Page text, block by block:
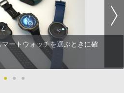
ートウォッチを選ぶときに確
● ● ●